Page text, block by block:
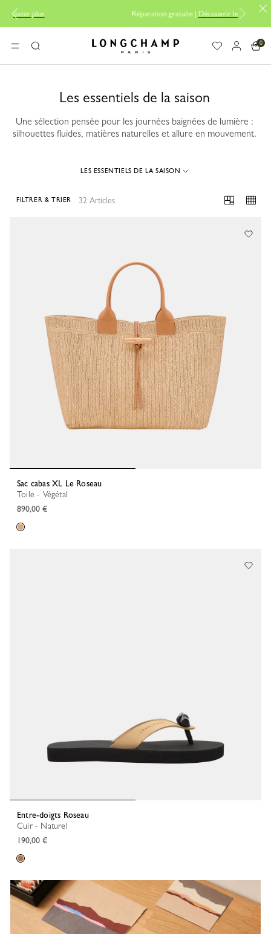
Découvrir le service de réparation
MENURechercher Longchamp - Accueil
0
Les essentiels de la saison
Une sélection pensée pour les journées baignées de lumière :
silhouettes fluides, matières naturelles et allure en mouvement.
LES ESSENTIELS DE LA SAISON
32 Articles
FILTRER & TRIER
Sac cabas XL Le Roseau
Toile - Végétal
890,00 €
Entre-doigts Roseau
Cuir - Naturel
190,00 €